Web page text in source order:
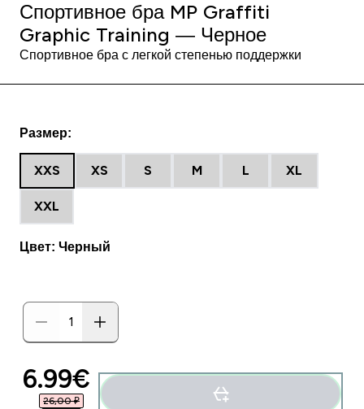
Спортивное бра MP Graffiti
Graphic Training — Черное
Спортивное бра с легкой степенью поддержки
Размер:
XXS XS S M L XL
XXL
Цвет: Черный
6.99€‎
26,00 ₽‎